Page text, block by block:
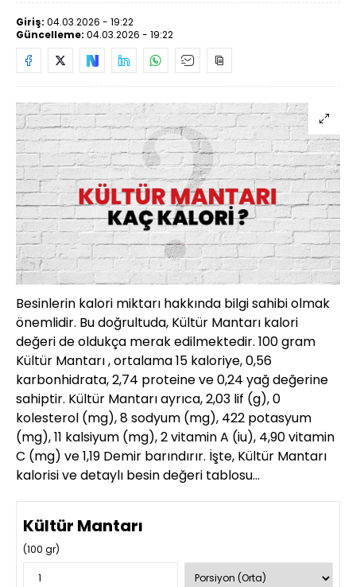
Giriş: 04.03.2026 - 19:22
Güncelleme: 04.03.2026 - 19:22
Besinlerin kalori miktarı hakkında bilgi sahibi olmak
önemlidir. Bu doğrultuda, Kültür Mantarı kalori
değeri de oldukça merak edilmektedir. 100 gram
Kültür Mantarı , ortalama 15 kaloriye, 0,56
karbonhidrata, 2,74 proteine ve 0,24 yağ değerine
sahiptir. Kültür Mantarı ayrıca, 2,03 lif (g), 0
kolesterol (mg), 8 sodyum (mg), 422 potasyum
(mg), 11 kalsiyum (mg), 2 vitamin A (iu), 4,90 vitamin
C (mg) ve 1,19 Demir barındırır. İşte, Kültür Mantarı
kalorisi ve detaylı besin değeri tablosu…
Kültür Mantarı
(100 gr)